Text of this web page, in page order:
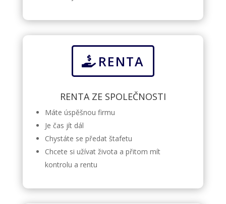
RENTA
RENTA ZE SPOLEČNOSTI
Máte úspěšnou firmu
Je čas jít dál
Chystáte se předat štafetu
Chcete si užívat života a přitom mít
kontrolu a rentu